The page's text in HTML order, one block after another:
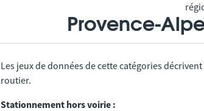
Provence-
Les jeux de données de cette catégories
routier.
Stationnement hors voirie :